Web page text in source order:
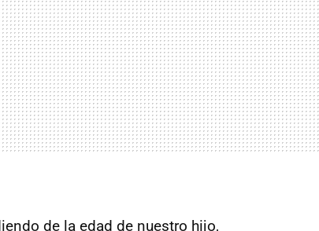
de la edad de nuestro hijo,